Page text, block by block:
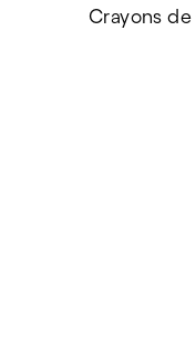
Crayons